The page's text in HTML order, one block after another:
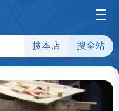
搜本店 搜全站